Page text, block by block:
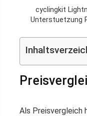
cyclingkit
Unterstuetzung
Als Preisvergleich